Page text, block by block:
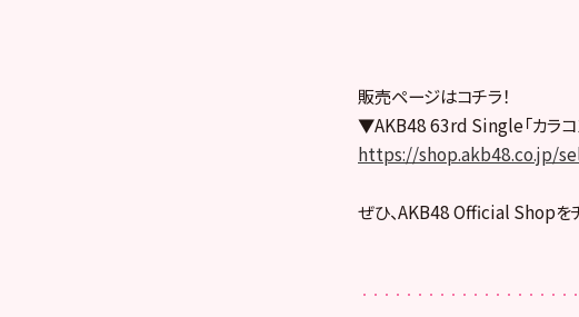
販売ページはコチラ！
▼AKB48 63rd Single「カラコ
https://shop.akb48.co.jp/
ぜひ、AKB48 Official Shopをチ